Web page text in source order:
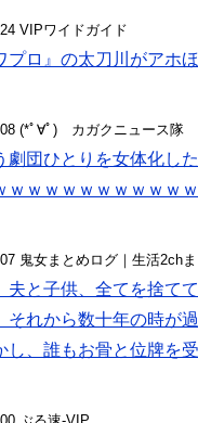
VIPワイドガイド
プロ』の太刀川がアホ
(*ﾟ∀ﾟ)ゞカガクニュース隊
劇団ひとりを女体化し
ｗｗｗｗｗｗｗｗｗｗ
鬼女まとめログ｜生活2ch
夫と子供、全てを捨て
それから数十年の時が
し、誰もお骨と位牌を